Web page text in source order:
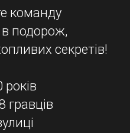
команду
в подорож,
секретів!
років
гравців